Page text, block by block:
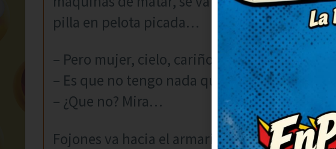
pilla en pelota picada…
– Pero mujer, cielo, cariño, ¿qué haces en
– Es que no tengo nada que ponerme, ¡esposo
– ¿Que no? Mira…
Fojones va hacia el armario (con lo que su